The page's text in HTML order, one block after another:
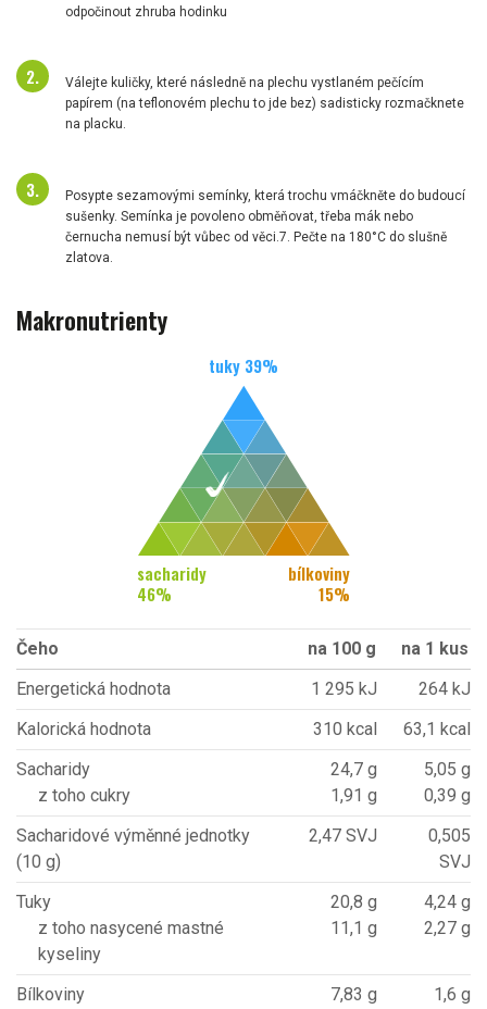
odpočinout zhruba hodinku
Válejte kuličky, které následně na plechu vystlaném pečícím
papírem (na teflonovém plechu to jde bez) sadisticky rozmačknete
na placku.
Posypte sezamovými semínky, která trochu vmáčkněte do budoucí
sušenky. Semínka je povoleno obměňovat, třeba mák nebo
černucha nemusí být vůbec od věci.7. Pečte na 180°C do slušně
zlatova.
Makronutrienty
tuky 39%
sacharidy
46%
bílkoviny
15%
Čeho na 100 g
na 1 kus
Energetická hodnota
1 295 kJ
264 kJ
Kalorická hodnota
310 kcal
63,1 kcal
Sacharidy
z toho cukry
24,7 g
1,91 g
5,05 g
0,39 g
Sacharidové výměnné jednotky
(10 g)
2,47 SVJ
0,505
SVJ
Tuky
z toho nasycené mastné
kyseliny
20,8 g
11,1 g
4,24 g
2,27 g
Bílkoviny 7,83 g 1,6 g